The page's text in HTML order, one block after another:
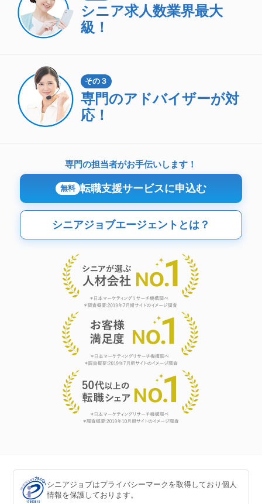
シニア求人数業界最大
級！
その３
専門のアドバイザーが対
応！
専門の担当者がお手伝いします！
無料 転職支援サービスに申込む
シニアジョブエージェントとは？
シニアジョブはプライバシーマークを取得しており個人
情報を保護しております。